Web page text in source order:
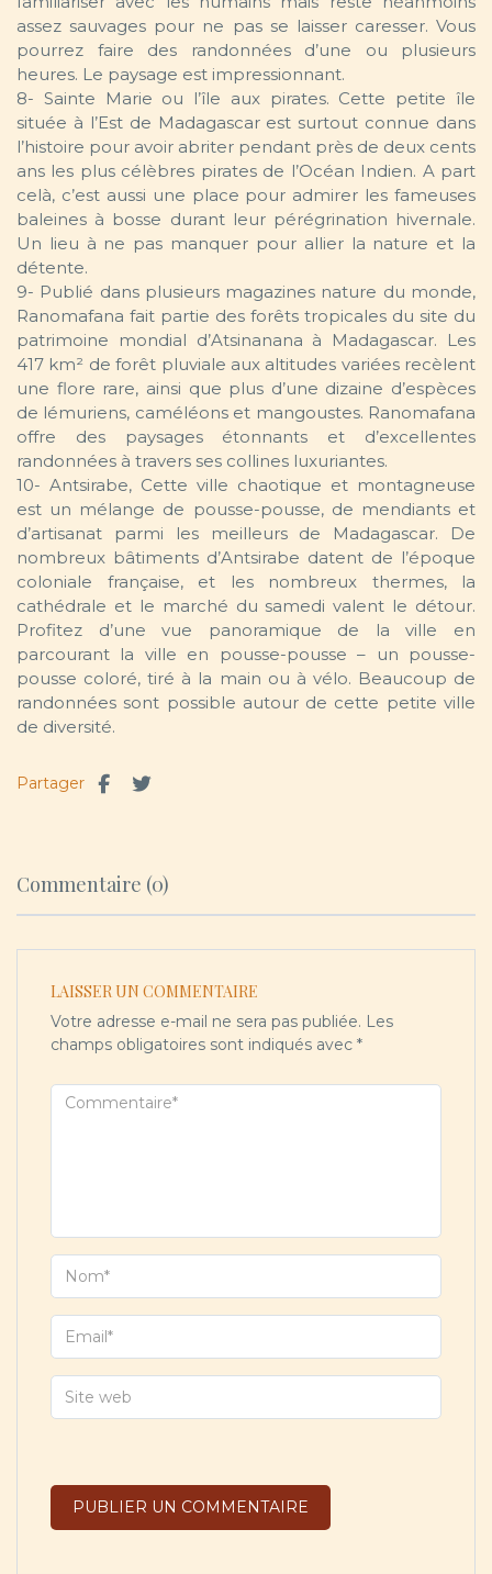
assez sauvages pour ne pas se laisser caresser. Vous
pourrez faire des randonnées d’une ou plusieurs
heures. Le paysage est impressionnant.
8- Sainte Marie ou l’île aux pirates. Cette petite île
située à l’Est de Madagascar est surtout connue dans
l’histoire pour avoir abriter pendant près de deux cents
ans les plus célèbres pirates de l’Océan Indien. A part
celà, c’est aussi une place pour admirer les fameuses
baleines à bosse durant leur pérégrination hivernale.
Un lieu à ne pas manquer pour allier la nature et la
détente.
9- Publié dans plusieurs magazines nature du monde,
Ranomafana fait partie des forêts tropicales du site du
patrimoine mondial d’Atsinanana à Madagascar. Les
417 km² de forêt pluviale aux altitudes variées recèlent
une flore rare, ainsi que plus d’une dizaine d’espèces
de lémuriens, caméléons et mangoustes. Ranomafana
offre des paysages étonnants et d’excellentes
randonnées à travers ses collines luxuriantes.
10- Antsirabe, Cette ville chaotique et montagneuse
est un mélange de pousse-pousse, de mendiants et
d’artisanat parmi les meilleurs de Madagascar. De
nombreux bâtiments d’Antsirabe datent de l’époque
coloniale française, et les nombreux thermes, la
cathédrale et le marché du samedi valent le détour.
Profitez d’une vue panoramique de la ville en
parcourant la ville en pousse-pousse – un pousse-
pousse coloré, tiré à la main ou à vélo. Beaucoup de
randonnées sont possible autour de cette petite ville
de diversité.
Partager
Commentaire (0)
LAISSER UN COMMENTAIRE
Votre adresse e-mail ne sera pas publiée. Les
champs obligatoires sont indiqués avec *